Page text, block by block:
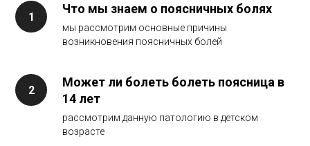
Что мы знаем о поясничных болях
мы рассмотрим основные причины
возникновения поясничных болей
Может ли болеть болеть поясница в
14 лет
рассмотрим данную патологию в детском
возрасте